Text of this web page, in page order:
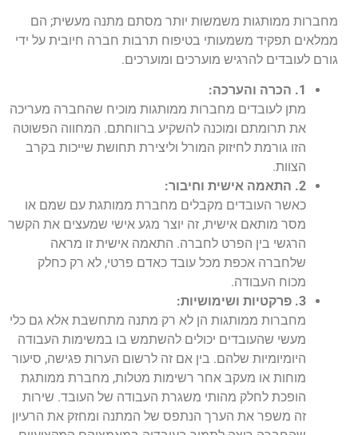
מחברות ממותגות משמשות יותר מסתם מתנה מעשית; הם
ממלאים תפקיד משמעותי בטיפוח תרבות חברה חיובית על ידי
גורם לעובדים להרגיש מוערכים ומוערכים.
1. הכרה והערכה:
מתן לעובדים מחברות ממותגות מוכיח שהחברה מעריכה
את תרומתם ומוכנה להשקיע ברווחתם. המחווה הפשוטה
הזו גורמת לחיזוק המורל וליצירת תחושת שייכות בקרב
הצוות.
2. התאמה אישית וחיבור:
כאשר העובדים מקבלים מחברת ממותגת עם שמם או
מסר מותאם אישית, זה יוצר מגע אישי שמעצים את הקשר
הרגשי בין הפרט לחברה. התאמה אישית זו מראה
שלחברה אכפת מכל עובד כאדם פרטי, לא רק כחלק
מכוח העבודה.
3. פרקטיות ושימושיות:
מחברות ממותגות הן לא רק מתנה מתחשבת אלא גם כלי
מעשי שהעובדים יכולים להשתמש בו במשימות העבודה
היומיומיות שלהם. בין אם זה לרשום הערות פגישה, סיעור
מוחות או מעקב אחר רשימות מטלות, מחברת ממותגת
הופכת לחלק מהותי משגרת העבודה של העובד. שירות
זה משפר את הערך הנתפס של המתנה ומחזק את הרעיון